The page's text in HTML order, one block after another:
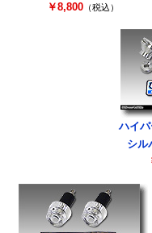
￥8,800 （税込）
ハイ
シル